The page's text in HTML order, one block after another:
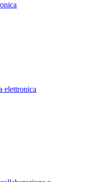
elettronica